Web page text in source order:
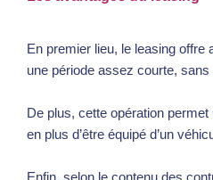
En premier lieu, le leasing offre
une période assez courte, sans
De plus, cette opération permet
en plus d’être équipé d’un